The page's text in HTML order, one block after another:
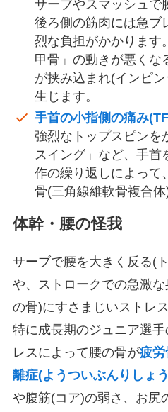
サーブやスマッシュで
後ろ側の筋肉には急ブ
烈な負担がかかります
甲骨」の動きが悪くな
が挟み込まれ(インピ
生じます。
手首の小指側の痛み
強烈なトップスピンを
スイング」など、手首
作の繰り返しによって
骨(三角線維軟骨複合体
体幹・腰の怪我
サーブで腰を大きく反る(
や、ストロークでの急激
の骨)にすさまじいストレ
特に成長期のジュニア選
レスによって腰の骨が疲労
離症(ようついぶんりしょ
や腹筋(コア)の弱さ、お尻